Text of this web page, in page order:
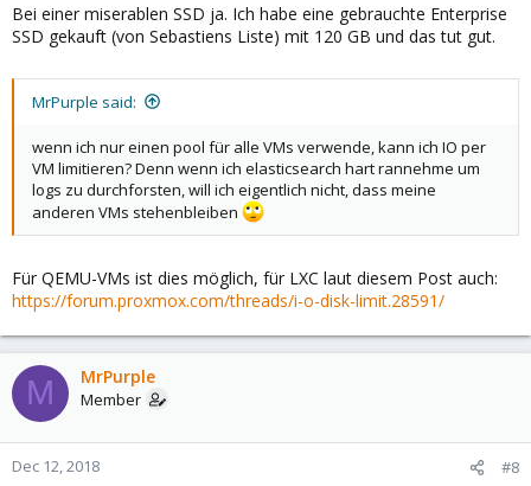
Bei einer miserablen SSD ja. Ich habe eine gebrauchte Enterprise
SSD gekauft (von Sebastiens Liste) mit 120 GB und das tut gut.
MrPurple said:
wenn ich nur einen pool für alle VMs verwende, kann ich IO per
VM limitieren? Denn wenn ich elasticsearch hart rannehme um
logs zu durchforsten, will ich eigentlich nicht, dass meine
anderen VMs stehenbleiben
Für QEMU-VMs ist dies möglich, für LXC laut diesem Post auch:
https://forum.proxmox.com/threads/i-o-disk-limit.28591/
M MrPurple
Member
Dec 12, 2018 #8